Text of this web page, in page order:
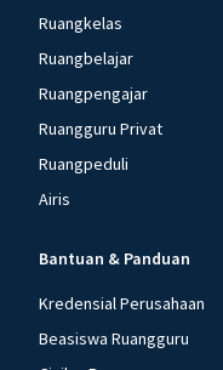
Ruangkelas
Ruangbelajar
Ruangpengajar
Ruangguru Privat
Ruangpeduli
Airis
Bantuan & Panduan
Kredensial Perusahaan
Beasiswa Ruangguru